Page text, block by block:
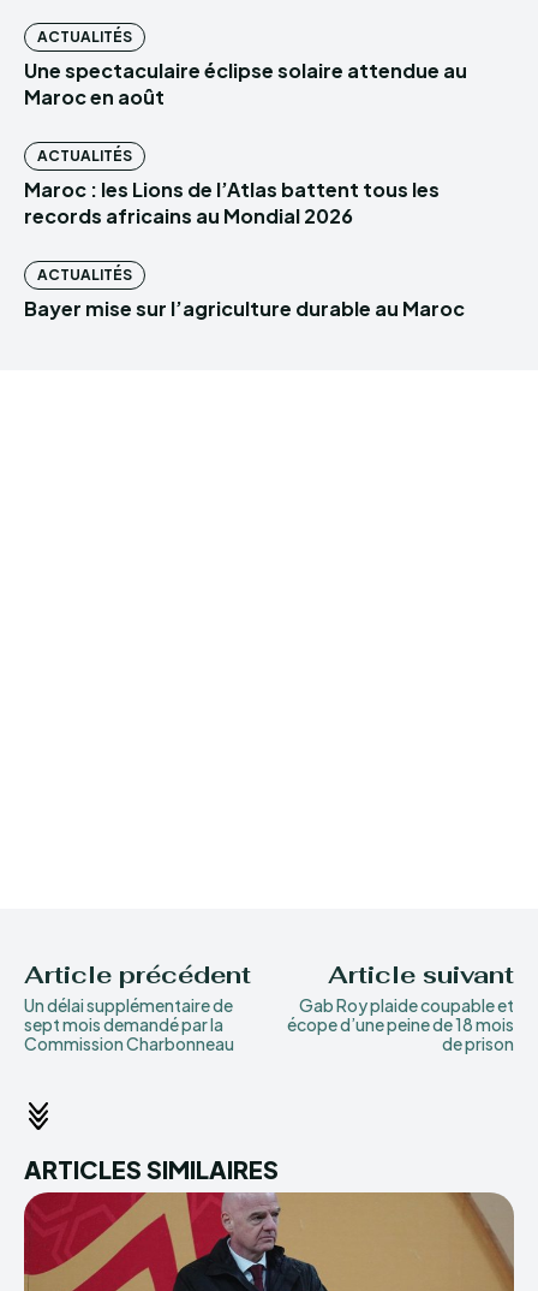
ACTUALITÉS
Une spectaculaire éclipse solaire attendue au
Maroc en août
ACTUALITÉS
Maroc : les Lions de l’Atlas battent tous les
records africains au Mondial 2026
ACTUALITÉS
Bayer mise sur l’agriculture durable au Maroc
Article précédent
Un délai supplémentaire de
sept mois demandé par la
Commission Charbonneau
Article suivant
Gab Roy plaide coupable et
écope d’une peine de 18 mois
de prison
ARTICLES SIMILAIRES